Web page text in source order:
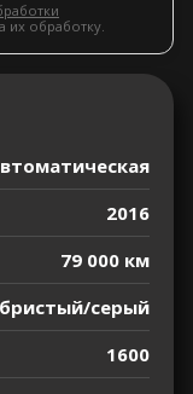
их обработку.
2016
79 000 км
серый
1600